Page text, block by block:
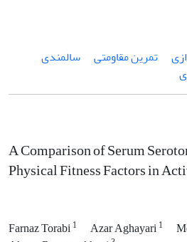
تمرین مقاومتی
سالمندی
A Comparison of Serum
Physical Fitness Factors in
Farnaz Torabi1 Azar Aghayari1